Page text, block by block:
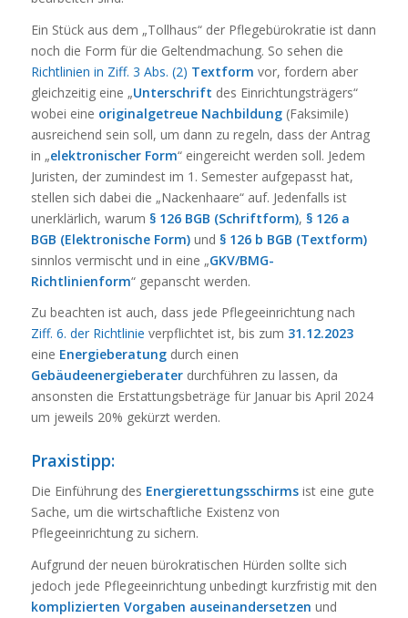
Ein Stück aus dem „Tollhaus“ der Pflegebürokratie ist dann
noch die Form für die Geltendmachung. So sehen die
Richtlinien in Ziff. 3 Abs. (2) Textform vor, fordern aber
gleichzeitig eine „Unterschrift des Einrichtungsträgers“
wobei eine originalgetreue Nachbildung(Faksimile)
ausreichend sein soll, um dann zu regeln, dass der Antrag
in „elektronischer Form“ eingereicht werden soll. Jedem
Juristen, der zumindest im 1. Semester aufgepasst hat,
stellen sich dabei die „Nackenhaare“ auf. Jedenfalls ist
unerklärlich, warum § 126 BGB (Schriftform), § 126 a
BGB (Elektronische Form)und § 126 b BGB (Textform)
sinnlos vermischt und in eine „GKV/BMG-
Richtlinienform“ gepanscht werden.
Zu beachten ist auch, dass jede Pflegeeinrichtung nach
Ziff. 6. der Richtlinie verpflichtet ist, bis zum 31.12.2023
eine Energieberatungdurch einen
Gebäudeenergieberaterdurchführen zu lassen, da
ansonsten die Erstattungsbeträge für Januar bis April 2024
um jeweils 20% gekürzt werden.
Praxistipp:
Die Einführung des Energierettungsschirmsist eine gute
Sache, um die wirtschaftliche Existenz von
Pflegeeinrichtung zu sichern.
Aufgrund der neuen bürokratischen Hürden sollte sich
jedoch jede Pflegeeinrichtung unbedingt kurzfristig mit den
komplizierten Vorgaben auseinandersetzen und